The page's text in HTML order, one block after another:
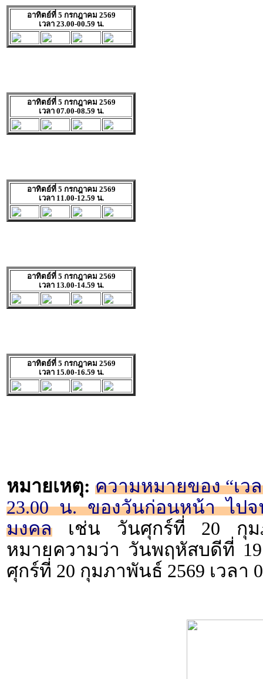
อาทิตย์ที่ 5 กรกฎาคม 2569
เวลา 23.00-00.59 น.
อาทิตย์ที่ 5 กรกฎาคม 2569
เวลา 07.00-08.59 น.
อาทิตย์ที่ 5 กรกฎาคม 2569
เวลา 11.00-12.59 น.
อาทิตย์ที่ 5 กรกฎาคม 2569
เวลา 13.00-14.59 น.
อาทิตย์ที่ 5 กรกฎาคม 2569
เวลา 15.00-16.59 น.
หมายเหตุ: ความหมายของ “เว
23.00 น. ของวันก่อนหน้า ไป
มงคล เช่น วันศุกร์ที่ 20 กุม
หมายความว่า วันพฤหัสบดีที่
ศุกร์ที่ 20 กุมภาพันธ์ 2569 เวลา